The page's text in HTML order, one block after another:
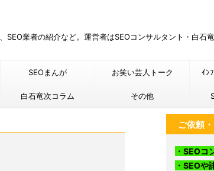
業者の紹介など。運営者はSEOコンサルタント・白石
SEOまんが お笑い芸人トーク ｲﾝ
白石竜次コラム その他
ご依頼
・SEOコ
・SEOや